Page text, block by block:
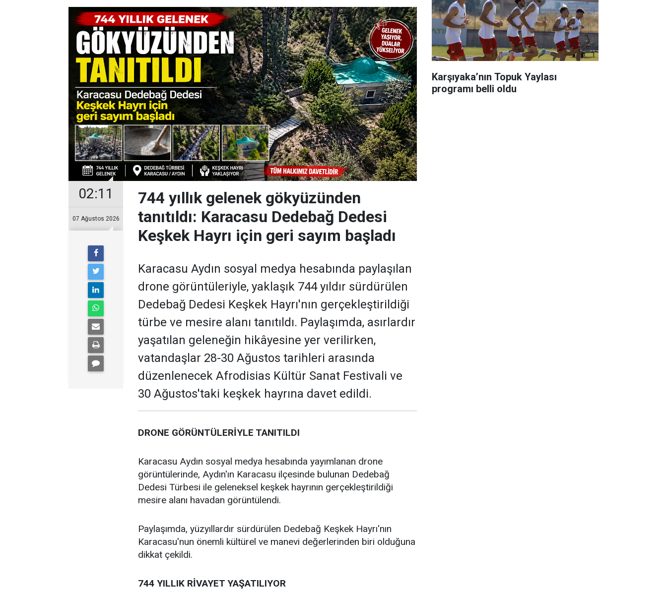
02:11
07 Ağustos 2026
744 yıllık gelenek gökyüzünden
tanıtıldı: Karacasu Dedebağ Dedesi
Keşkek Hayrı için geri sayım başladı
Karacasu Aydın sosyal medya hesabında paylaşılan
drone görüntüleriyle, yaklaşık 744 yıldır sürdürülen
Dedebağ Dedesi Keşkek Hayrı'nın gerçekleştirildiği
türbe ve mesire alanı tanıtıldı. Paylaşımda, asırlardır
yaşatılan geleneğin hikâyesine yer verilirken,
vatandaşlar 28-30 Ağustos tarihleri arasında
düzenlenecek Afrodisias Kültür Sanat Festivali ve
30 Ağustos'taki keşkek hayrına davet edildi.
DRONE GÖRÜNTÜLERİYLE TANITILDI
Karacasu Aydın sosyal medya hesabında yayımlanan drone
görüntülerinde, Aydın'ın Karacasu ilçesinde bulunan Dedebağ
Dedesi Türbesi ile geleneksel keşkek hayrının gerçekleştirildiği
mesire alanı havadan görüntülendi.
Paylaşımda, yüzyıllardır sürdürülen Dedebağ Keşkek Hayrı'nın
Karacasu'nun önemli kültürel ve manevi değerlerinden biri olduğuna
dikkat çekildi.
744 YILLIK RİVAYET YAŞATILIYOR
Karşıyaka’nın Topuk Yaylası
programı belli oldu